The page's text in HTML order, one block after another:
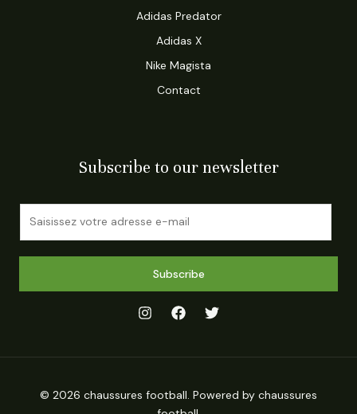
Adidas Predator
Adidas X
Nike Magista
Contact
Subscribe to our newsletter
Subscribe
© 2026 chaussures football. Powered by chaussures